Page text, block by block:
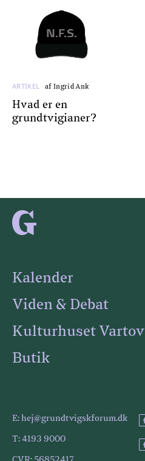
ARTIKEL af Ingrid Ank
Hvad er en
grundtvigianer?
Kalender
Viden & Debat
Kulturhuset Vartov
Butik
E: hej@grundtvigskforum.dk
T: 4193 9000